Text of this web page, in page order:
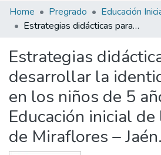
Communities & Collections
All of DSpace
Statistics
Home Pregrado Educación
Estrategias didácticas para desarrollar la identidad personal en los niños de 5 años de Educación inicial de la I.E Nº 010 de Miraflores – Jaén.
Estrategias
desarrollar la
en los niños de 5
Educación inicial de
de Miraflores – Jaén.